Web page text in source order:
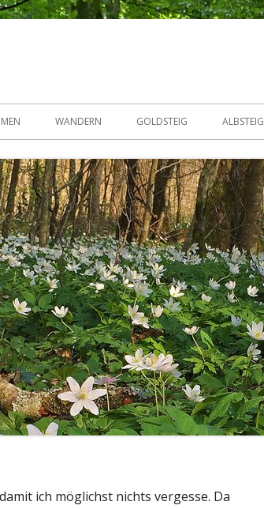
WANDERN GOLDSTEIG ALBSTEIG
ich möglichst nichts vergesse. Da